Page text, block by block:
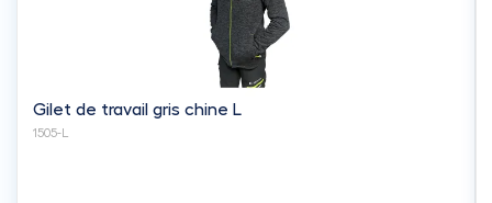
Gilet de travail gris chine L
1505-L